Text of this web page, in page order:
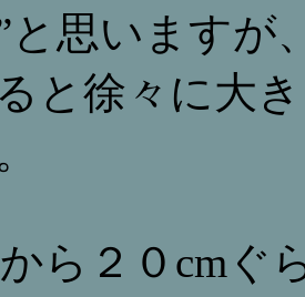
と思いますが
と徐々に大
から２０cm